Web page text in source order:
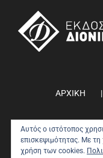
ΑΡΧΙΚΗ
Αυτός ο ιστότοπος
επισκεψιμότητας. Με
χρήση των cookies.